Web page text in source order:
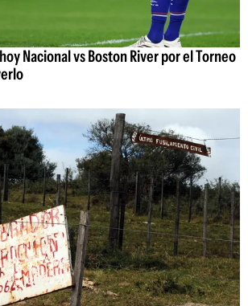
Nacional vs Boston River por el Torneo